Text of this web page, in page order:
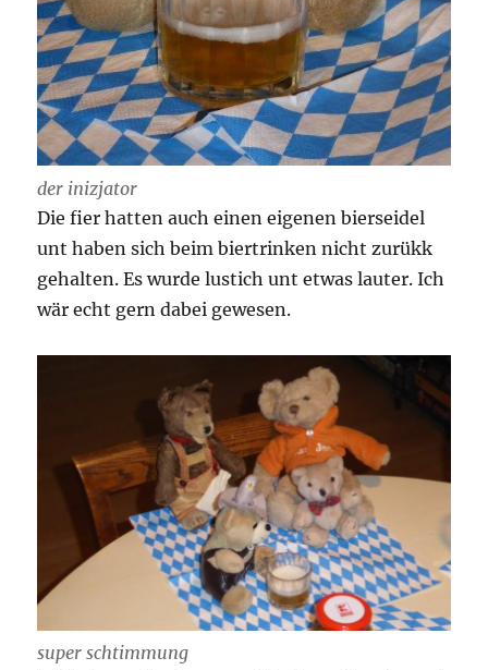
der inizjator
Die fier hatten auch einen eigenen bierseidel
unt haben sich beim biertrinken nicht zurükk
gehalten. Es wurde lustich unt etwas lauter. Ich
wär echt gern dabei gewesen.
super schtimmung